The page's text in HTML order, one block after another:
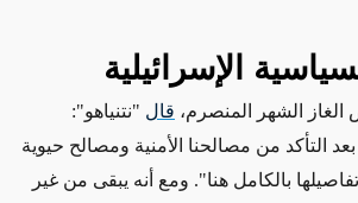
الإسرائيلية
الشهر المنصرم، قال "نتنياهو":
التأكد من مصالحنا الأمنية ومصالح حيوية
بالكامل هنا". ومع أنه يبقى من غير